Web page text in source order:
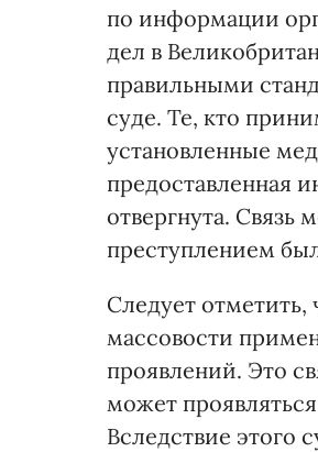
по информации
дел в
правильными
суде. Те, кто
установленные
предоставленная
отвергнута. Связь
преступлением
Следует
массовости
проявлений. Это
может
Вследствие этого